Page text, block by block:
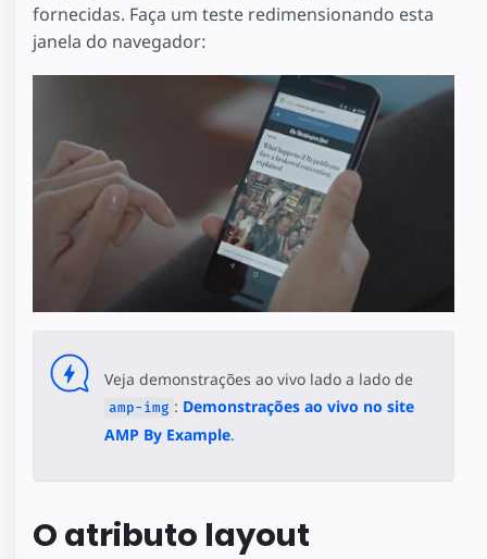
fornecidas. Faça um teste redimensionando esta
janela do navegador:
Veja demonstrações ao vivo lado a lado de
amp-img : Demonstrações ao vivo no site
AMP By Example.
O atributo layout